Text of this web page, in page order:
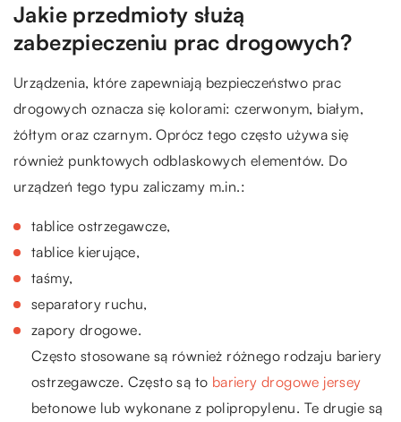
Jakie przedmioty służą
zabezpieczeniu prac drogowych?
Urządzenia, które zapewniają bezpieczeństwo prac
drogowych oznacza się kolorami: czerwonym, białym,
żółtym oraz czarnym. Oprócz tego często używa się
również punktowych odblaskowych elementów. Do
urządzeń tego typu zaliczamy m.in.:
tablice ostrzegawcze,
tablice kierujące,
taśmy,
separatory ruchu,
zapory drogowe.
Często stosowane są również różnego rodzaju bariery
ostrzegawcze. Często są to bariery drogowe jersey
betonowe lub wykonane z polipropylenu. Te drugie są